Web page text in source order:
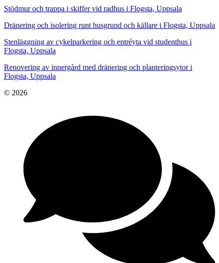
Stödmur och trappa i skiffer vid radhus i Flogsta, Uppsala
Dränering och isolering runt husgrund och källare i Flogsta, Uppsala
Stenläggning av cykelparkering och entréyta vid studenthus i
Flogsta, Uppsala
Renovering av innergård med dränering och planteringsytor i
Flogsta, Uppsala
© 2026